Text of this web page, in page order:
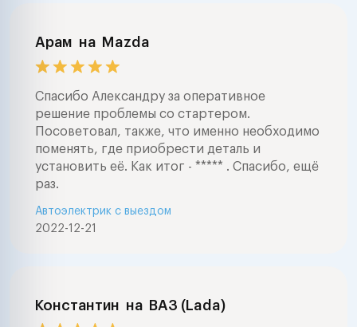
Арам на Mazda
Спасибо Александру за оперативное
решение проблемы со стартером.
Посоветовал, также, что именно необходимо
поменять, где приобрести деталь и
установить её. Как итог - ***** . Спасибо, ещё
раз.
2022-12-21
Автоэлектрик с выездом
Константин на ВАЗ (Lada)